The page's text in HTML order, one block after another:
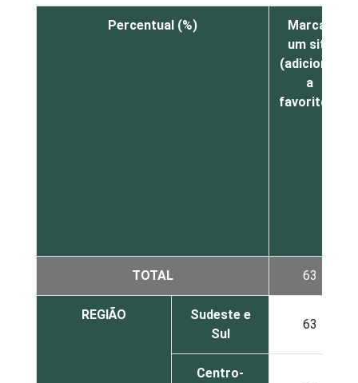
Percentual (%)
Marcar
um site
(adicionar
a
favoritos)
TOTAL 63
REGIÃO
Sudeste e
Sul
63
Centro-